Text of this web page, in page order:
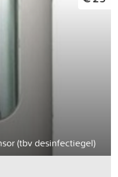
(tbv desinfectiegel)